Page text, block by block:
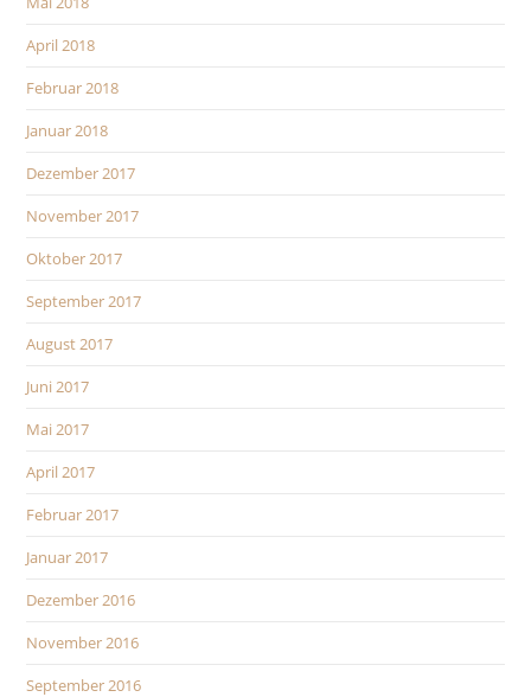
April 2018
Februar 2018
Januar 2018
Dezember 2017
November 2017
Oktober 2017
September 2017
August 2017
Juni 2017
Mai 2017
April 2017
Februar 2017
Januar 2017
Dezember 2016
November 2016
September 2016